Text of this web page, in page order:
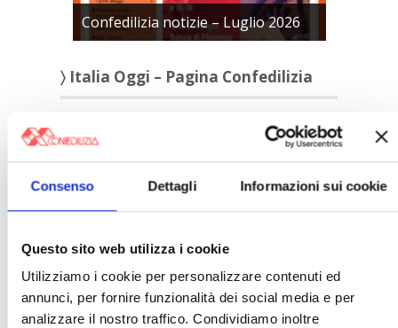
Consenso Dettagli Informazioni sui cookie
Questo sito web utilizza i cookie
Utilizziamo i cookie per personalizzare contenuti ed
annunci, per fornire funzionalità dei social media e per
analizzare il nostro traffico. Condividiamo inoltre
Confedilizia notizie – Luglio 2026
〉 Italia Oggi – Pagina Confedilizia
Italia Oggi – Luglio 2026
〉 Rubriche